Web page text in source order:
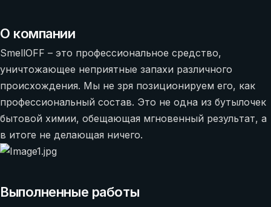
О компании
SmellOFF – это профессиональное средство,
уничтожающее неприятные запахи различного
происхождения. Мы не зря позиционируем его, как
профессиональный состав. Это не одна из бутылочек
бытовой химии, обещающая мгновенный результат, а
в итоге не делающая ничего.
Выполненные работы